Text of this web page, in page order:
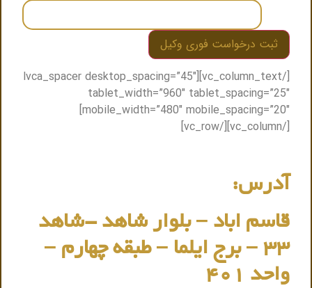
[/vc_column_text][lvca_spacer desktop_spacing=”45″
tablet_width=”960″ tablet_spacing=”25″
mobile_width=”480″ mobile_spacing=”20″]
[/vc_column][/vc_row]
آدرس:
قاسم اباد – بلوار شاهد -شاهد
33 – برج ایلما – طبقه چهارم –
واحد 401